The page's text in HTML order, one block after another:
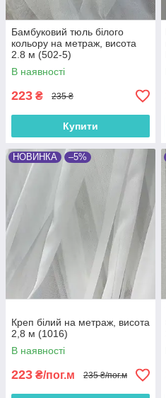
Бамбуковий тюль білого
кольору на метраж, висота
2.8 м (502-5)
В наявності
223 ₴ 235 ₴
Купити
НОВИНКА –5%
Креп білий на метраж, висота
2,8 м (1016)
В наявності
223 ₴/пог.м 235 ₴/пог.м